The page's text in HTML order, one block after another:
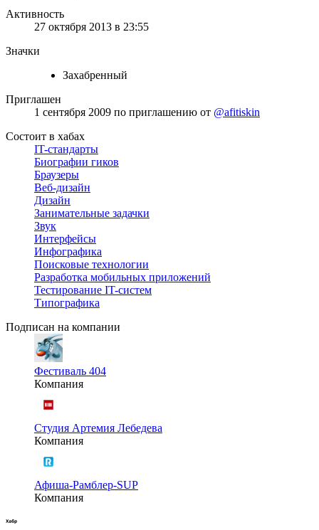
Активность
27 октября 2013 в 23:55
Значки
Захабренный
Приглашен
1 сентября 2009 по приглашению от @afitiskin
Состоит в хабах
IT-стандарты
Биографии гиков
Браузеры
Веб-дизайн
Дизайн
Занимательные задачки
Звук
Интерфейсы
Инфографика
Поисковые технологии
Разработка мобильных приложений
Тестирование IT-систем
Типографика
Подписан на компании
Фестиваль 404
Компания
Студия Артемия Лебедева
Компания
Афиша-Рамблер-SUP
Компания